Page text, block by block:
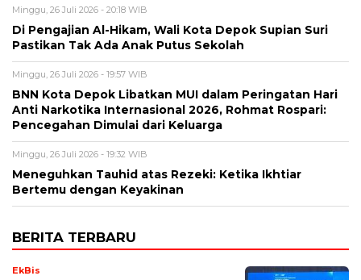
Minggu, 26 Juli 2026 - 20:18 WIB
Di Pengajian Al-Hikam, Wali Kota Depok Supian Suri
Pastikan Tak Ada Anak Putus Sekolah
Minggu, 26 Juli 2026 - 19:57 WIB
BNN Kota Depok Libatkan MUI dalam Peringatan Hari
Anti Narkotika Internasional 2026, Rohmat Rospari:
Pencegahan Dimulai dari Keluarga
Minggu, 26 Juli 2026 - 19:32 WIB
Meneguhkan Tauhid atas Rezeki: Ketika Ikhtiar
Bertemu dengan Keyakinan
BERITA TERBARU
EkBis